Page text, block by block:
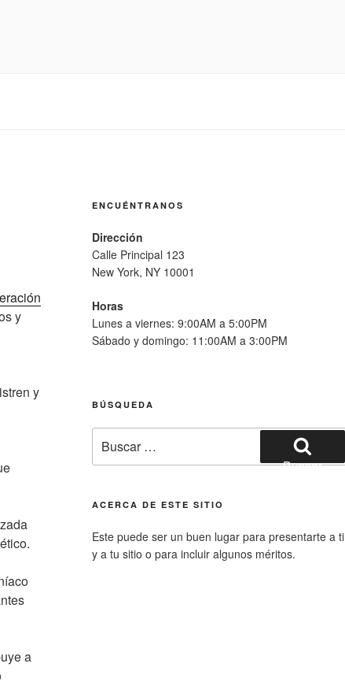
y
y
a
ENCUÉNTRANOS
Dirección
Calle Principal 123
New York, NY 10001
Horas
Lunes a viernes: 9:00AM a 5:00PM
Sábado y domingo: 11:00AM a 3:00PM
BÚSQUEDA
por:
Buscar
ACERCA DE ESTE SITIO
Este puede ser un buen lugar para presentarte a ti
y a tu sitio o para incluir algunos méritos.